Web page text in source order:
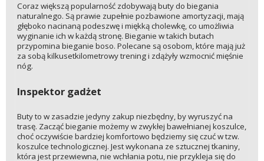
Coraz większą popularność zdobywają buty do biegania
naturalnego. Są prawie zupełnie pozbawione amortyzacji, mają
głęboko nacinaną podeszwę i miękką cholewkę, co umożliwia
wyginanie ich w każdą stronę. Bieganie w takich butach
przypomina bieganie boso. Polecane są osobom, które mają już
za sobą kilkusetkilometrowy trening i zdążyły wzmocnić mięśnie
nóg.
Inspektor gadżet
Buty to w zasadzie jedyny zakup niezbędny, by wyruszyć na
trasę. Zacząć bieganie możemy w zwykłej bawełnianej koszulce,
choć oczywiście bardziej komfortowo będziemy się czuć w tzw.
koszulce technologicznej. Jest wykonana ze sztucznej tkaniny,
która jest przewiewna, nie wchłania potu, nie przykleja się do